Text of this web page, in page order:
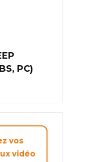
PC)
vos
vidéo